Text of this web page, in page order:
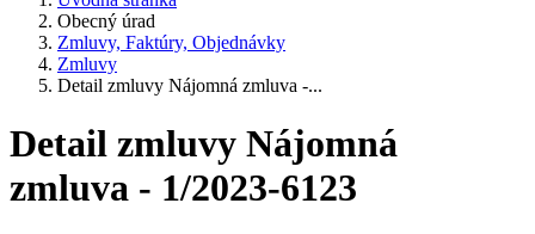
Obecný úrad
Zmluvy, Faktúry, Objednávky
Zmluvy
Detail zmluvy Nájomná zmluva -...
Detail zmluvy Nájomná
zmluva - 1/2023-6123